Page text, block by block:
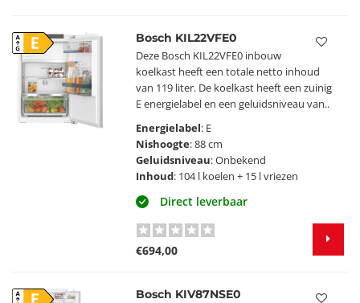
Bosch KIL22VFE0
Deze Bosch KIL22VFE0 inbouw
koelkast heeft een totale netto inhoud
van 119 liter. De koelkast heeft een zuinig
E energielabel en een geluidsniveau van..
Energielabel: E
Nishoogte: 88 cm
Geluidsniveau: Onbekend
Inhoud: 104 l koelen + 15 l vriezen
Direct leverbaar
€694,00
Bosch KIV87NSE0